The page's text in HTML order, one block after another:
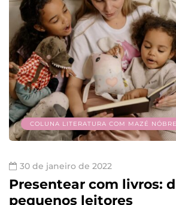
COLUNA LITERATURA COM MAZÉ
30 de janeiro de 2022
Presentear com livros:
pequenos leitores